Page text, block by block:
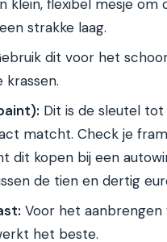
klein, flexibel mesje
strakke laag.
dit voor het
krassen.
Dit is de sleutel
matcht. Check je
dit kopen bij een
de tien en dertig
Voor het aanbrengen
het beste.